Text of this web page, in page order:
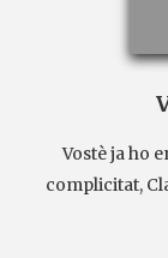
Vostè ja ho
complicitat,